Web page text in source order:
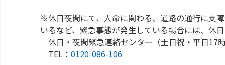
※休日夜間にて、人命に関わる、道路の通行に支
いるなど、緊急事態が発生している場合には、休
休日・夜間緊急連絡センター（土日祝・平日17
TEL： 0120-086-106